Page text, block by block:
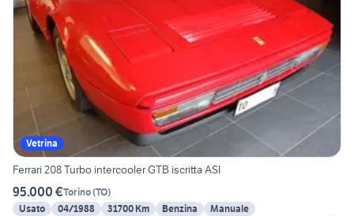
Vetrina
Ferrari 208 Turbo intercooler GTB iscritta ASI
95.000 €Torino(TO)
Usato
04/1988 31700 Km Benzina
Manuale